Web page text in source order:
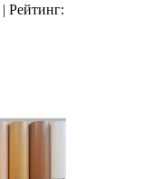
| Рейтинг: